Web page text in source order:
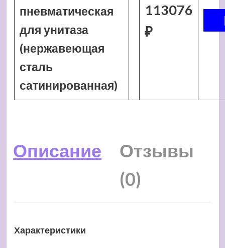
пневматическая
для унитаза
(нержавеющая
сталь
сатинированная)
113076
₽
Описание
Отзывы
(0)
Характеристики